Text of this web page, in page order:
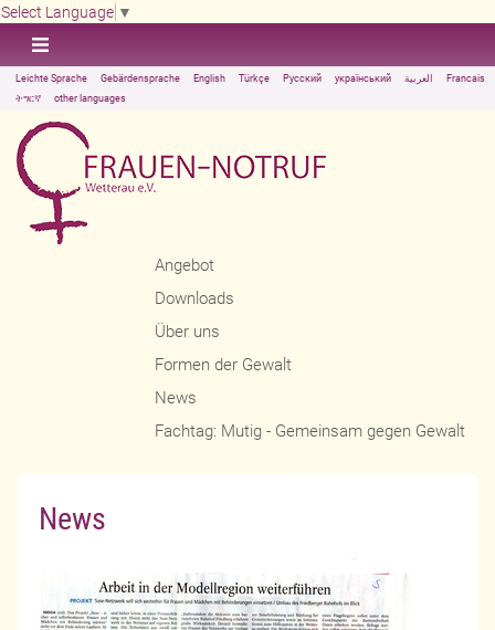
Select Language ▼
Leichte Sprache Gebärdensprache English Türkçe Русский український العربية
Francais
ትግርኛ
other languages
Angebot
Downloads
Über uns
Formen der Gewalt
News
Fachtag: Mutig - Gemeinsam gegen Gewalt
News